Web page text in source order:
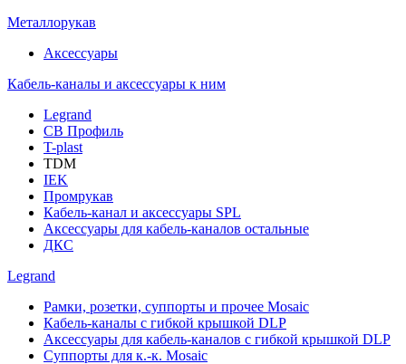
Металлорукав
Аксессуары
Кабель-каналы и аксессуары к ним
Legrand
СВ Профиль
T-plast
TDM
IEK
Промрукав
Кабель-канал и аксессуары SPL
Аксессуары для кабель-каналов остальные
ДКС
Legrand
Рамки, розетки, суппорты и прочее Mosaic
Кабель-каналы с гибкой крышкой DLP
Аксессуары для кабель-каналов с гибкой крышкой DLP
Суппорты для к.-к. Mosaic